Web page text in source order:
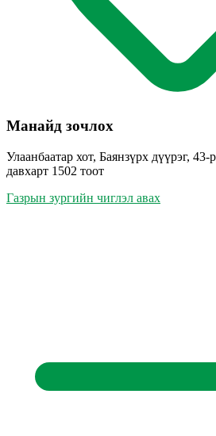
Манайд зочлох
Улаанбаатар хот, Баянзүрх дүүрэг,
давхарт 1502 тоот
Газрын зургийн чиглэл авах